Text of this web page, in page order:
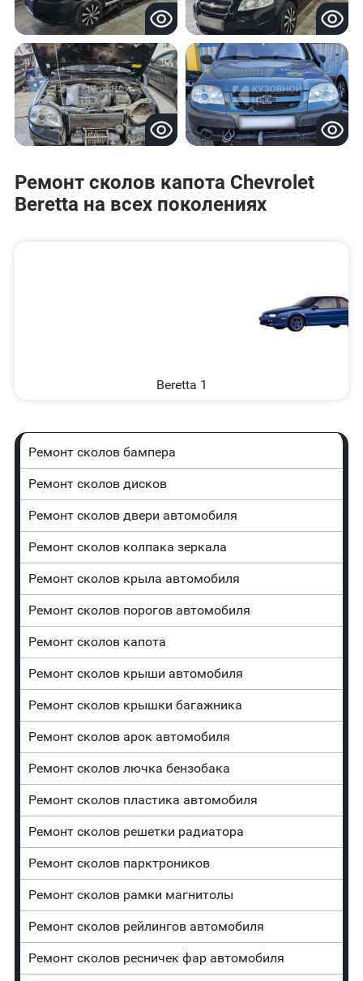
Ремонт сколов капота Chevrolet
Beretta на всех поколениях
Beretta 1
Ремонт сколов бампера
Ремонт сколов дисков
Ремонт сколов двери автомобиля
Ремонт сколов колпака зеркала
Ремонт сколов крыла автомобиля
Ремонт сколов порогов автомобиля
Ремонт сколов капота
Ремонт сколов крыши автомобиля
Ремонт сколов крышки багажника
Ремонт сколов арок автомобиля
Ремонт сколов лючка бензобака
Ремонт сколов пластика автомобиля
Ремонт сколов решетки радиатора
Ремонт сколов парктроников
Ремонт сколов рамки магнитолы
Ремонт сколов рейлингов автомобиля
Ремонт сколов ресничек фар автомобиля